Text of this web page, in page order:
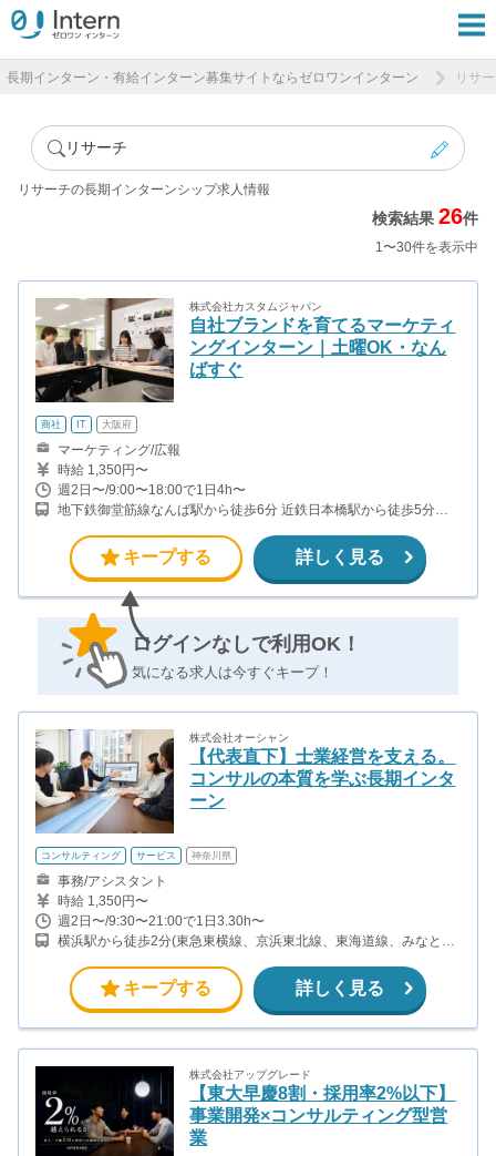
長期インターン・有給インターン募集サイトならゼロワンインターン リサ
リサーチ
リサーチの長期インターンシップ求人情報
検索結果26件
1〜30件を表示中
株式会社カスタムジャパン
自社ブランドを育てるマーケティ
ングインターン｜土曜OK・なん
ばすぐ
商社 IT 大阪府
マーケティング/広報
時給 1,350円〜
週2日〜/9:00〜18:00で1日4h〜
地下鉄御堂筋線なんば駅から徒歩6分 近鉄日本橋駅から徒歩5分
キープする 詳しく見る
ログインなしで利用OK！
気になる求人は今すぐキープ！
株式会社オーシャン
【代表直下】士業経営を支える。
コンサルの本質を学ぶ長期インタ
ーン
コンサルティング サービス 神奈川県
事務/アシスタント
時給 1,350円〜
週2日〜/9:30〜21:00で1日3.30h〜
横浜駅から徒歩2分(東急東横線、京浜東北線、東海道線、みなとみ
キープする 詳しく見る
株式会社アップグレード
【東大早慶8割・採用率2%以下】
事業開発×コンサルティング型営
業